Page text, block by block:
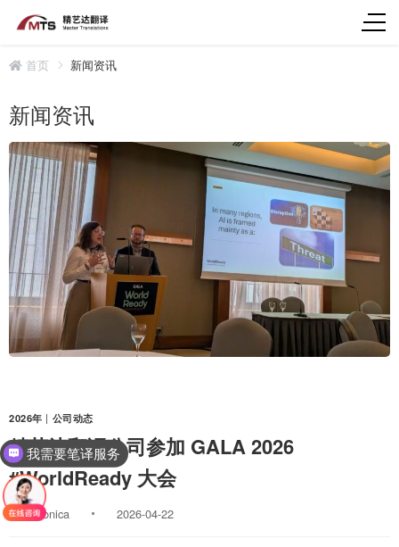
首页 新闻资讯
新闻资讯
2026年 | 公司动态
精艺达翻译公司参加 GALA 2026
#WorldReady 大会
By Monica 2026-04-22
我需要笔译服务